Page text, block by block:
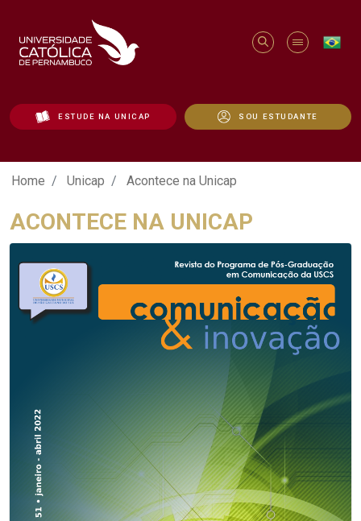
ESTUDE NA UNICAP SOU ESTUDANTE
Acontece na Unicap - Unicap
Home Unicap Acontece na Unicap
ACONTECE NA UNICAP